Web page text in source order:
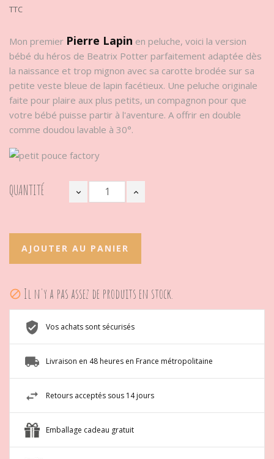
TTC
Mon premier Pierre Lapin en peluche, voici la version
bébé du héros de Beatrix Potter parfaitement adaptée dès
la naissance et trop mignon avec sa carotte brodée sur sa
petite veste bleue de lapin facétieux. Une peluche originale
faite pour plaire aux plus petits, un compagnon pour que
votre bébé puisse partir à l'aventure. A offrir en double
comme doudou lavable à 30°.
QUANTITÉ
AJOUTER AU PANIER
 Il n'y a pas assez de produits en stock.
Vos achats sont sécurisés
Livraison en 48 heures en France métropolitaine
Retours acceptés sous 14 jours
Emballage cadeau gratuit